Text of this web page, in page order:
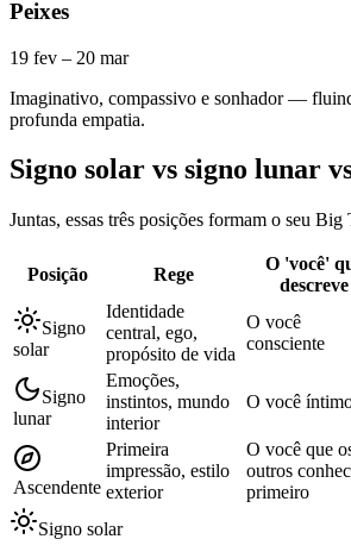
Peixes
19 fev – 20 mar
Imaginativo, compassivo e sonhador —
profunda empatia.
Signo solar vs signo lunar
Juntas, essas três posições formam o seu
Posição Rege
O 'você'
descreve
Signo
solar
Identidade
central, ego,
propósito de vida
O você
consciente
Signo
lunar
Emoções,
instintos, mundo
interior
O você
Ascendente
Primeira
impressão, estilo
exterior
O você que
outros
primeiro
Signo solar